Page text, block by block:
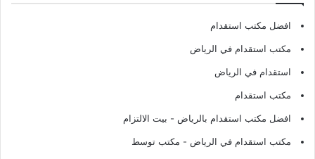
افضل مكتب استقدام
مكتب استقدام في الرياض
استقدام في الرياض
مكتب استقدام
افضل مكتب استقدام بالرياض - بيت الالتزام
مكتب استقدام في الرياض - مكتب توسط